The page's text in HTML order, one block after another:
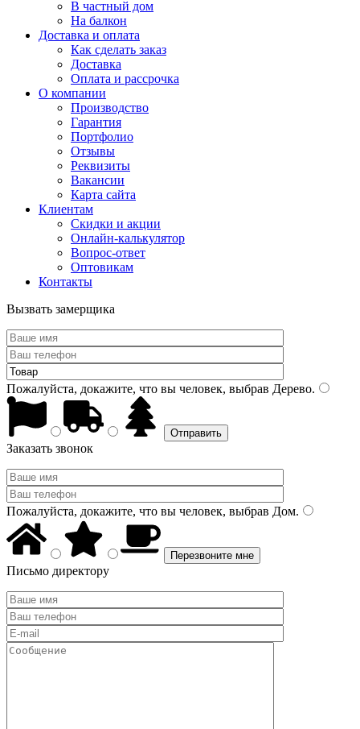
В частный дом
На балкон
Доставка и оплата
Как сделать заказ
Доставка
Оплата и рассрочка
О компании
Производство
Гарантия
Портфолио
Отзывы
Реквизиты
Вакансии
Карта сайта
Клиентам
Скидки и акции
Онлайн-калькулятор
Вопрос-ответ
Оптовикам
Контакты
Вызвать замерщика
Пожалуйста, докажите, что вы человек, выбрав Дерево.
Заказать звонок
Пожалуйста, докажите, что вы человек, выбрав Дом.
Письмо директору